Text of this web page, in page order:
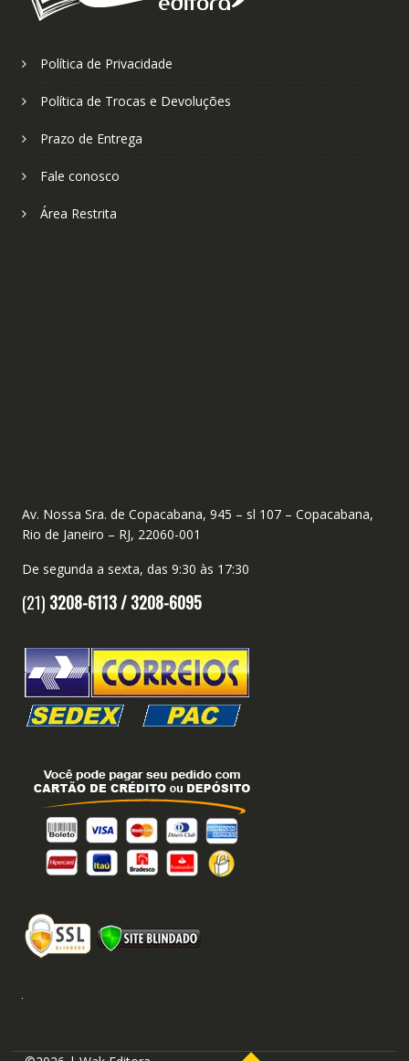
Política de Privacidade
Política de Trocas e Devoluções
Prazo de Entrega
Fale conosco
Área Restrita
Av. Nossa Sra. de Copacabana, 945 – sl 107 – Copacabana,
Rio de Janeiro – RJ, 22060-001
De segunda a sexta, das 9:30 às 17:30
(21) 3208-6113 /3208-6095